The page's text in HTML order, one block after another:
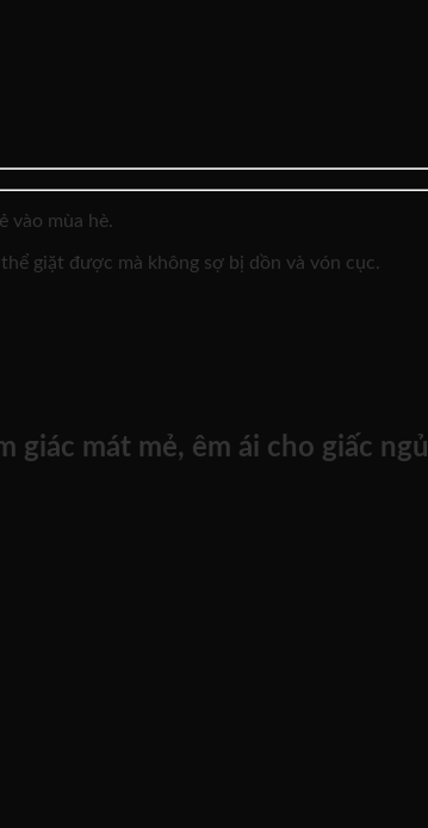
vào mùa hè.
giặt được mà không sợ bị dồn và vón cục.
giác mát mẻ, êm ái cho giấc